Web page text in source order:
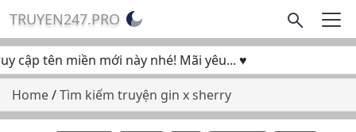
TRUYEN247.PRO
tên miền mới này nhé! Mãi yêu... ♥
Home/Tìm kiếm truyện gin x sherry